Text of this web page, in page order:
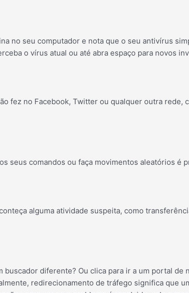
no seu computador e nota que o seu antivírus
o vírus atual ou até abra espaço para novos
fez no Facebook, Twitter ou qualquer outra
seus comandos ou faça movimentos aleatórios é
alguma atividade suspeita, como
diferente? Ou clica para ir a um portal de
redirecionamento de tráfego significa que